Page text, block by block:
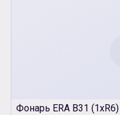
Фонарь ERA В31